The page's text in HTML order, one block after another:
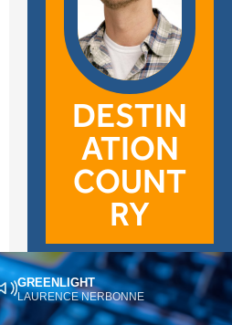
GREENLIGHT
LAURENCE NERBONNE